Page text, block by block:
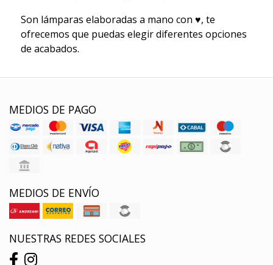
Son lámparas elaboradas a mano con ♥, te
ofrecemos que puedas elegir diferentes opciones
de acabados.
MEDIOS DE PAGO
MEDIOS DE ENVÍO
NUESTRAS REDES SOCIALES